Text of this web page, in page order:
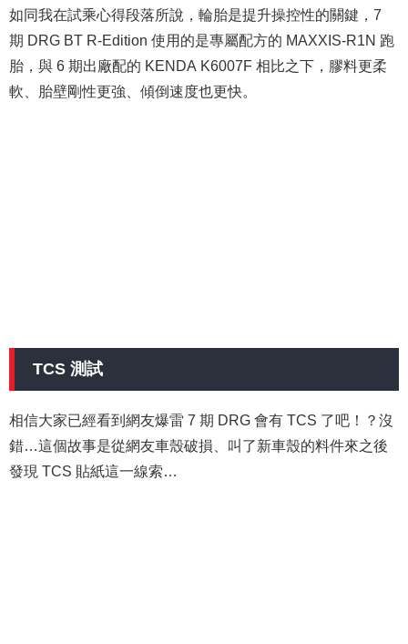
如同我在試乘心得段落所說，輪胎是提升操控性的關鍵，7
期 DRG BT R-Edition 使用的是專屬配方的 MAXXIS-R1N 跑
胎，與 6 期出廠配的 KENDA K6007F 相比之下，膠料更柔
軟、胎壁剛性更強、傾倒速度也更快。
TCS 測試
相信大家已經看到網友爆雷 7 期 DRG 會有 TCS 了吧！？沒
錯…這個故事是從網友車殼破損、叫了新車殼的料件來之後
發現 TCS 貼紙這一線索…